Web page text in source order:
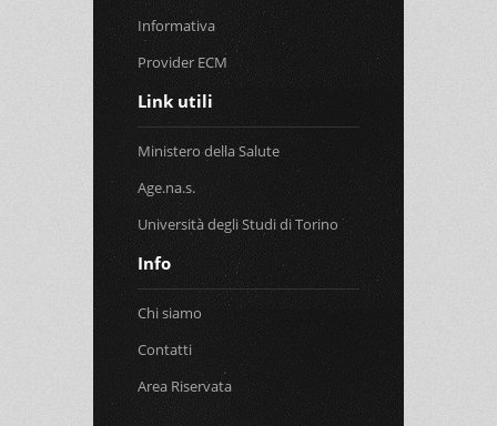
Informativa
Provider ECM
Link utili
Ministero della Salute
Age.na.s.
Università degli Studi di Torino
Info
Chi siamo
Contatti
Area Riservata